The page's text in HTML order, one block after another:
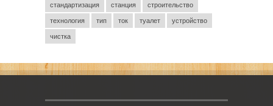
стандартизация станция строительство
технология тип ток туалет устройство
чистка